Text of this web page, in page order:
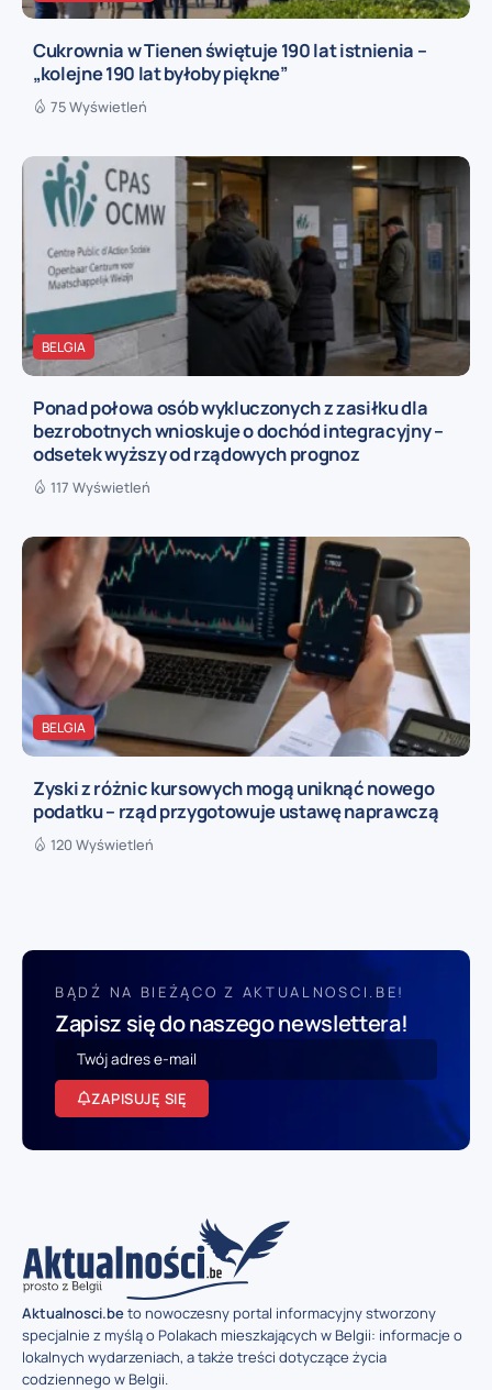
Cukrownia w Tienen świętuje 190 lat istnienia –
„kolejne 190 lat byłoby piękne”
75 Wyświetleń
BELGIA
Ponad połowa osób wykluczonych z zasiłku dla
bezrobotnych wnioskuje o dochód integracyjny –
odsetek wyższy od rządowych prognoz
117 Wyświetleń
BELGIA
Zyski z różnic kursowych mogą uniknąć nowego
podatku – rząd przygotowuje ustawę naprawczą
120 Wyświetleń
BĄDŹ NA BIEŻĄCO Z AKTUALNOSCI.BE!
Zapisz się do naszego newslettera!
ZAPISUJĘ SIĘ
Aktualnosci.beto nowoczesny portal informacyjny stworzony
specjalnie z myślą o Polakach mieszkających w Belgii: informacje o
lokalnych wydarzeniach, a także treści dotyczące życia
codziennego w Belgii.